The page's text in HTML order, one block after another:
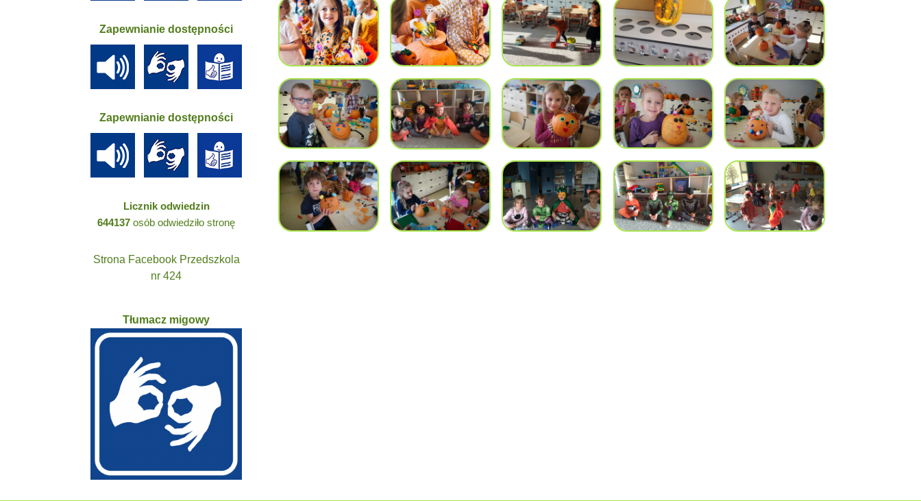
Zapewnianie dostępności
Zapewnianie dostępności
Licznik odwiedzin
644137 osób odwiedziło stronę
Strona Facebook Przedszkola
nr 424
Tłumacz migowy